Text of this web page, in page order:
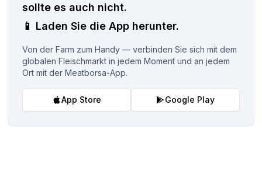
sollte es auch nicht.
📱 Laden Sie die App herunter.
Von der Farm zum Handy — verbinden Sie sich mit dem
globalen Fleischmarkt in jedem Moment und an jedem
Ort mit der Meatborsa-App.
App Store Google Play